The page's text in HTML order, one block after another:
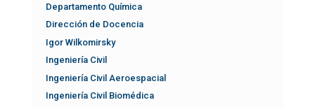
Departamento Química
Dirección de Docencia
Igor Wilkomirsky
Ingeniería Civil
Ingeniería Civil Aeroespacial
Ingeniería Civil Biomédica